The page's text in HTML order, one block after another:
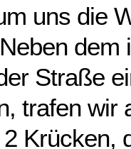
uns die
dem
Straße
trafen wir
Krücken,